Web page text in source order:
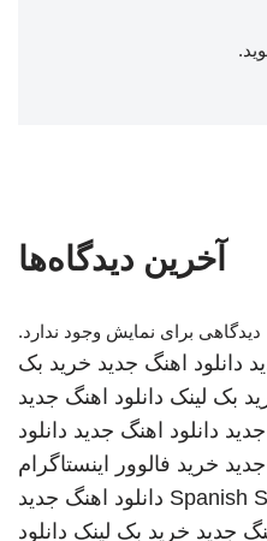
.
آخرین دیدگاه‌ها
دیدگاهی برای نمایش وجود ندارد.
دانلود اهنگ جدید خرید بک
بک لینک دانلود اهنگ جدید
دانلود اهنگ جدید دانلود
خرید فالوور اینستاگرام
Spanish دانلود اهنگ جدید
جدید خرید بک لینک دانلود